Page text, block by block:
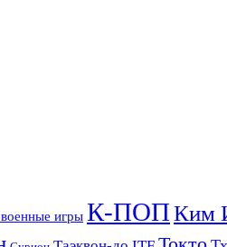
игры К-ПОПКим